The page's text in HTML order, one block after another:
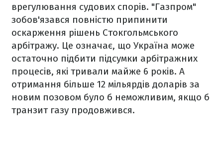
врегулювання судових спорів. "Газпром"
зобов'язався повністю припинити
оскарження рішень Стокгольмського
арбітражу. Це означає, що Україна може
остаточно підбити підсумки арбітражних
процесів, які тривали майже 6 років. А
отримання більше 12 мільярдів доларів за
новим позовом було б неможливим, якщо б
транзит газу продовжився.